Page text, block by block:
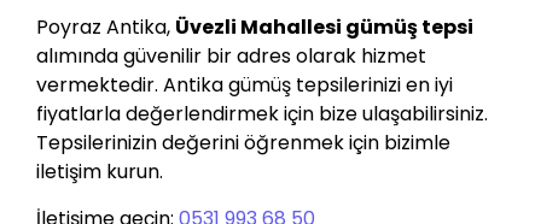
Poyraz Antika, Üvezli Mahallesi gümüş tepsi
alımında güvenilir bir adres olarak hizmet
vermektedir. Antika gümüş tepsilerinizi en iyi
fiyatlarla değerlendirmek için bize ulaşabilirsiniz.
Tepsilerinizin değerini öğrenmek için bizimle
iletişim kurun.
İletişime geçin: 0531 993 68 50